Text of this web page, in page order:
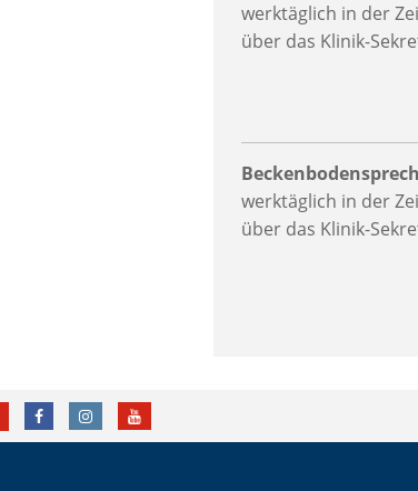
werktäglich in der
über das Klinik-
werktäglich in der
über das Klinik-
FACEBOOKINSTAGRAMYOUTUBE